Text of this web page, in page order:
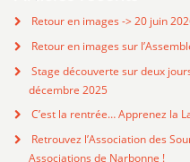
Retour en images -> 20 juin
Retour en images sur
Stage découverte sur deux
décembre 2025
C’est la rentrée… Apprenez la
Retrouvez l’Association des
Associations de Narbonne !